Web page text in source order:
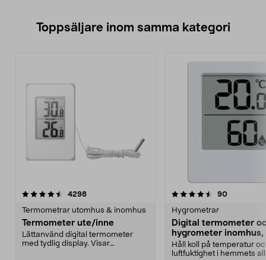
Toppsäljare inom samma kategori
4298recensioner
Termometrar utomhus & inomhus
Termometer ute/inne
Lättanvänd digital termometer
med tydlig display. Visar
4.5 av 5 stjärnor 90
Hygrometrar
Digital termometer
hygrometer
Håll koll på temperatur
luftfuktighet i hemmets
4.0 av 5 stjärnor